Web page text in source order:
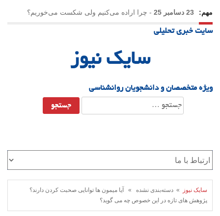
مهم: 23 دسامبر 25 - چرا اراده می‌کنیم ولی شکست می‌خوریم؟
21 دسامبر 25
سایت خبری تحلیلی
سایک نیوز
ویژه متخصصان و دانشجویان روانشناسی
جستجو
برای:
سایک نیوز
» دسته‌بندی نشده » آیا میمون ها توانایی صحبت کردن دارند؟
پژوهش های تازه در این خصوص چه می گوید؟